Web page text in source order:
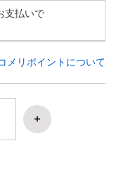
支払いで
メリポイントについて